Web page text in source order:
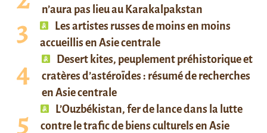
n’aura pas lieu au Karakalpakstan
Les artistes russes de moins en moins
accueillis en Asie centrale
Desert kites, peuplement préhistorique et
cratères d’astéroïdes : résumé de recherches
en Asie centrale
L’Ouzbékistan, fer de lance dans la lutte
contre le trafic de biens culturels en Asie